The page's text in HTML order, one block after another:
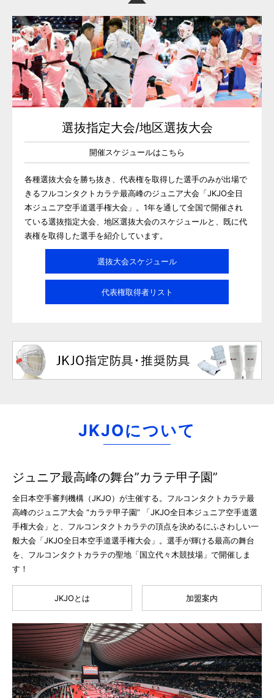
選抜指定大会/地区選抜大会
開催スケジュールはこちら
各種選抜大会を勝ち抜き、代表権を取得した選手のみが出場で
きるフルコンタクトカラテ最高峰のジュニア大会「JKJO全日
本ジュニア空手道選手権大会」。1年を通して全国で開催され
ている選抜指定大会、地区選抜大会のスケジュールと、既に代
表権を取得した選手を紹介しています。
選抜大会スケジュール
代表権取得者リスト
JKJOについて
ジュニア最高峰の舞台”カラテ甲子園”
全日本空手審判機構（JKJO）が主催する。フルコンタクトカラテ最
高峰のジュニア大会 “カラテ甲子園” 「JKJO全日本ジュニア空手道選
手権大会」と、フルコンタクトカラテの頂点を決めるにふさわしい一
般大会「JKJO全日本空手道選手権大会」。選手が輝ける最高の舞台
を、フルコンタクトカラテの聖地「国立代々木競技場」で開催しま
す！
JKJOとは 加盟案内